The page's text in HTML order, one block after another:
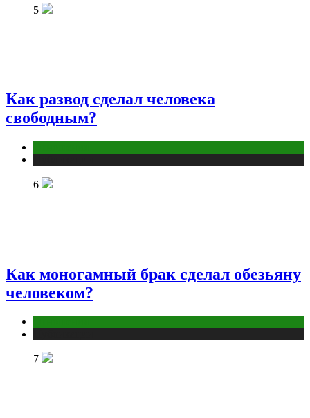
5
Как развод сделал человека
свободным?
6
Как моногамный брак сделал обезьяну
человеком?
7